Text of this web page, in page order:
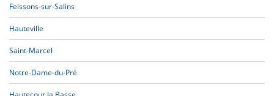
Feissons-sur-Salins
Hauteville
Saint-Marcel
Notre-Dame-du-Pré